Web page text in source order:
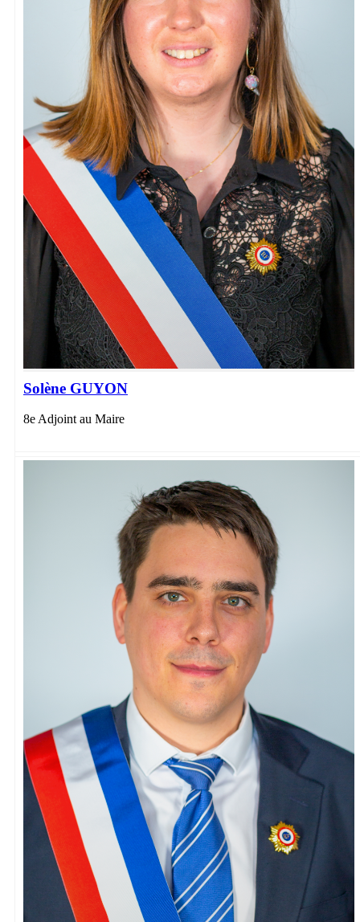
Solène GUYON
8e Adjoint au Maire